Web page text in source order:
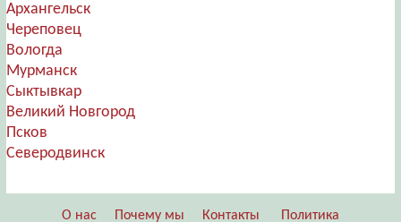
Архангельск
Череповец
Вологда
Мурманск
Сыктывкар
Великий Новгород
Псков
Северодвинск
О нас Почему мы Контакты Политика